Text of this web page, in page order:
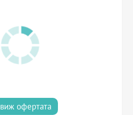
виж офертата